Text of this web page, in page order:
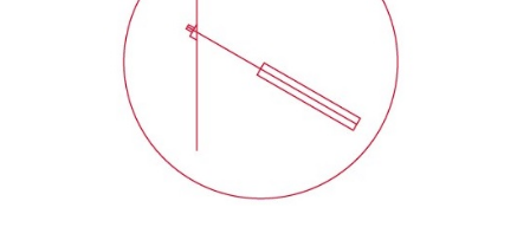
Neo Trong Đất